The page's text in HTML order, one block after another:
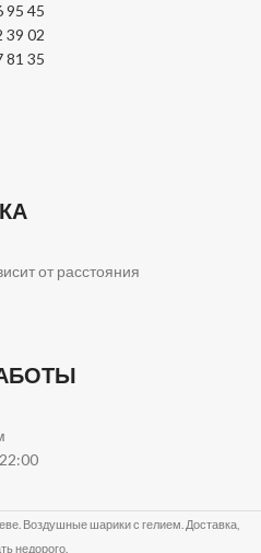
95 45
39 02
81 35
от расстояния
Воздушные шарики с гелием. Доставка,
недорого.